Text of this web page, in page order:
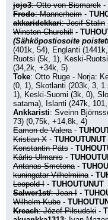
jojo3: Otto von Bismarck -
Frodo: Mannerheim -
akkaridekkari: Josif Stalin
Winston Churchill -
(Sähköpostiosoite
(401k, 54), Englanti
Ruotsi (5k, 1), Keski-
(34,2k, +34k, 5)
Toke: Otto Ruge - Norja:
(0, 1), Skotlanti (203k, 3, 1
1), Keski-Suomi (3k, 0),
satama), Islanti (247k,
Ankkaristi: Sveinn
73) (0,75k, +14,8k, 4)
Eamon de Valera -
Kristian X - TUHOUTUNUT
Konstantin Päts -
Kārlis Ulmanis -
Antanas Smetona -
kuningatar Vilhelmiina -
Leopold I - TUHOUTUNUT
Salwer1st/: Jean I -
Wilhelm Kube -
Kreach: Józef Piłsudski -